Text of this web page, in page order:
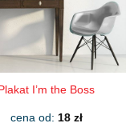
wybrać
na
stronie
produktu
Plakat I’m the Boss
cena od: 18 zł